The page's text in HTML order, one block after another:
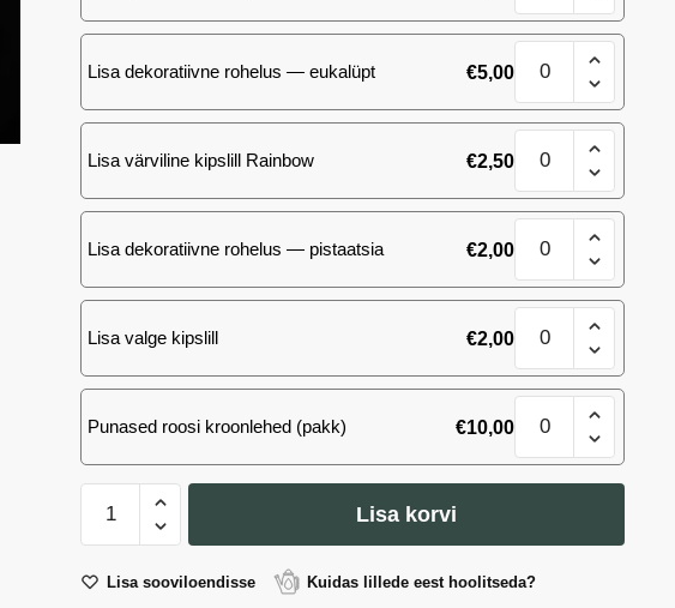
(Babyface)
roosi
kogus
Lisa dekoratiivne rohelus — eukalüpt €5,00 101
(Babyface)
roosi
kogus
Lisa värviline kipslill Rainbow €2,50 101
(Babyface)
roosi
kogus
Lisa dekoratiivne rohelus — pistaatsia €2,00 101
(Babyface)
roosi
kogus
Lisa valge kipslill €2,00 101
(Babyface)
roosi
kogus
Punased roosi kroonlehed (pakk) €10,00 101
(Babyface)
roosi
101
roosi
Lisa korvi
Lisa sooviloendisse Kuidas lillede eest hoolitseda?